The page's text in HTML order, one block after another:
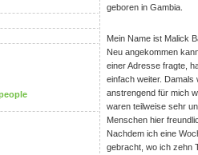
geboren in Gambia.
Mein Name ist Malick
Neu angekommen
einer Adresse fragte,
einfach weiter.
anstrengend für mich
waren teilweise sehr
Menschen hier
Nachdem ich eine
gebracht, wo ich zehn